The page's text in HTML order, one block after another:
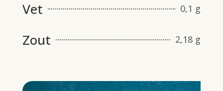
Vet 0,1 g
Zout 2,18 g